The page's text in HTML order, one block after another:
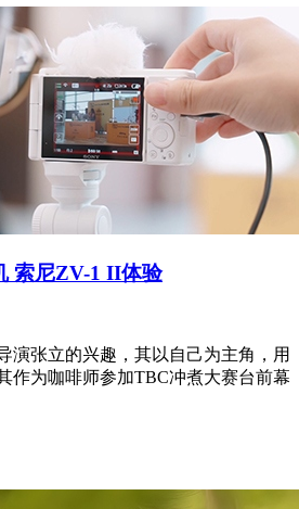
索尼ZV-1 II体验
演张立的兴趣，其以自己为主角，用
作为咖啡师参加TBC冲煮大赛台前幕